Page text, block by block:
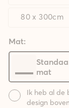
80 x 300cm
Mat:
mat
Ik heb al de
design